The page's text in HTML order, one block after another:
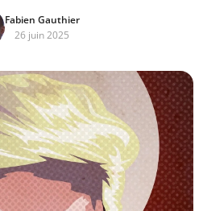
Fabien Gauthier
26 juin 2025